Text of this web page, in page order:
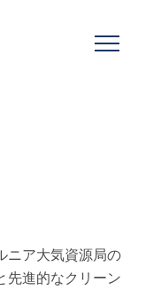
ニア大気資源局の
先進的なクリーン